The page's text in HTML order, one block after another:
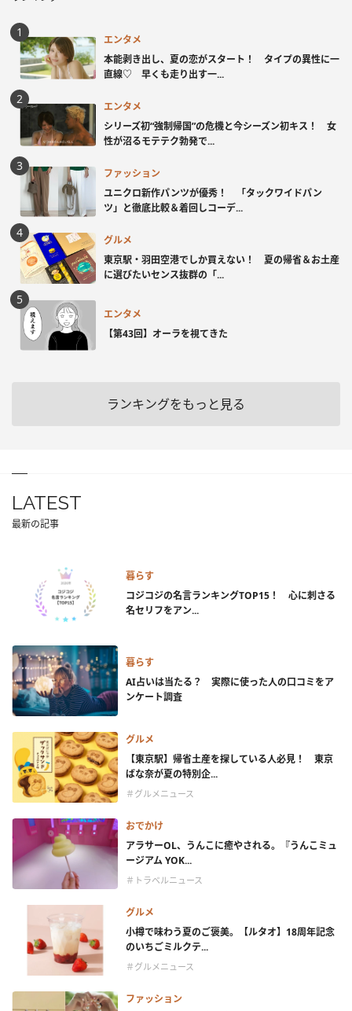
エンタメ
本能剥き出し、夏の恋がスタート！ タイプの異性に一
直線♡ 早くも走り出す一...
エンタメ
シリーズ初“強制帰国”の危機と今シーズン初キス！ 女
性が沼るモテテク勃発で...
ファッション
ユニクロ新作パンツが優秀！ 「タックワイドパン
ツ」と徹底比較＆着回しコーデ...
グルメ
東京駅・羽田空港でしか買えない！ 夏の帰省＆お土産
に選びたいセンス抜群の「...
エンタメ
【第43回】オーラを視てきた
ランキングをもっと見る
LATEST
最新の記事
暮らす
コジコジの名言ランキングTOP15！ 心に刺さる
名セリフをアン...
暮らす
AI占いは当たる？ 実際に使った人の口コミをア
ンケート調査
グルメ
【東京駅】帰省土産を探している人必見！ 東京
ばな奈が夏の特別企...
＃グルメニュース
おでかけ
アラサーOL、うんこに癒やされる。『うんこミュ
ージアム YOK...
＃トラベルニュース
グルメ
小樽で味わう夏のご褒美。【ルタオ】18周年記念
のいちごミルクテ...
＃グルメニュース
ファッション